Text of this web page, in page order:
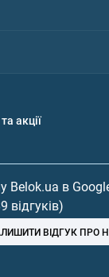
кислоти
акції
Belok.ua в
відгуків)
ВІДГУК ПРО